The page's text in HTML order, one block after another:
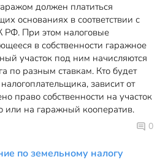
должен платиться
основаниях в соответствии с
При этом налоговые
в собственности гаражное
участок под ним начисляются
по разным ставкам. Кто будет
зависит от
право собственности на участок
или на гаражный кооператив.
0
по земельному налогу